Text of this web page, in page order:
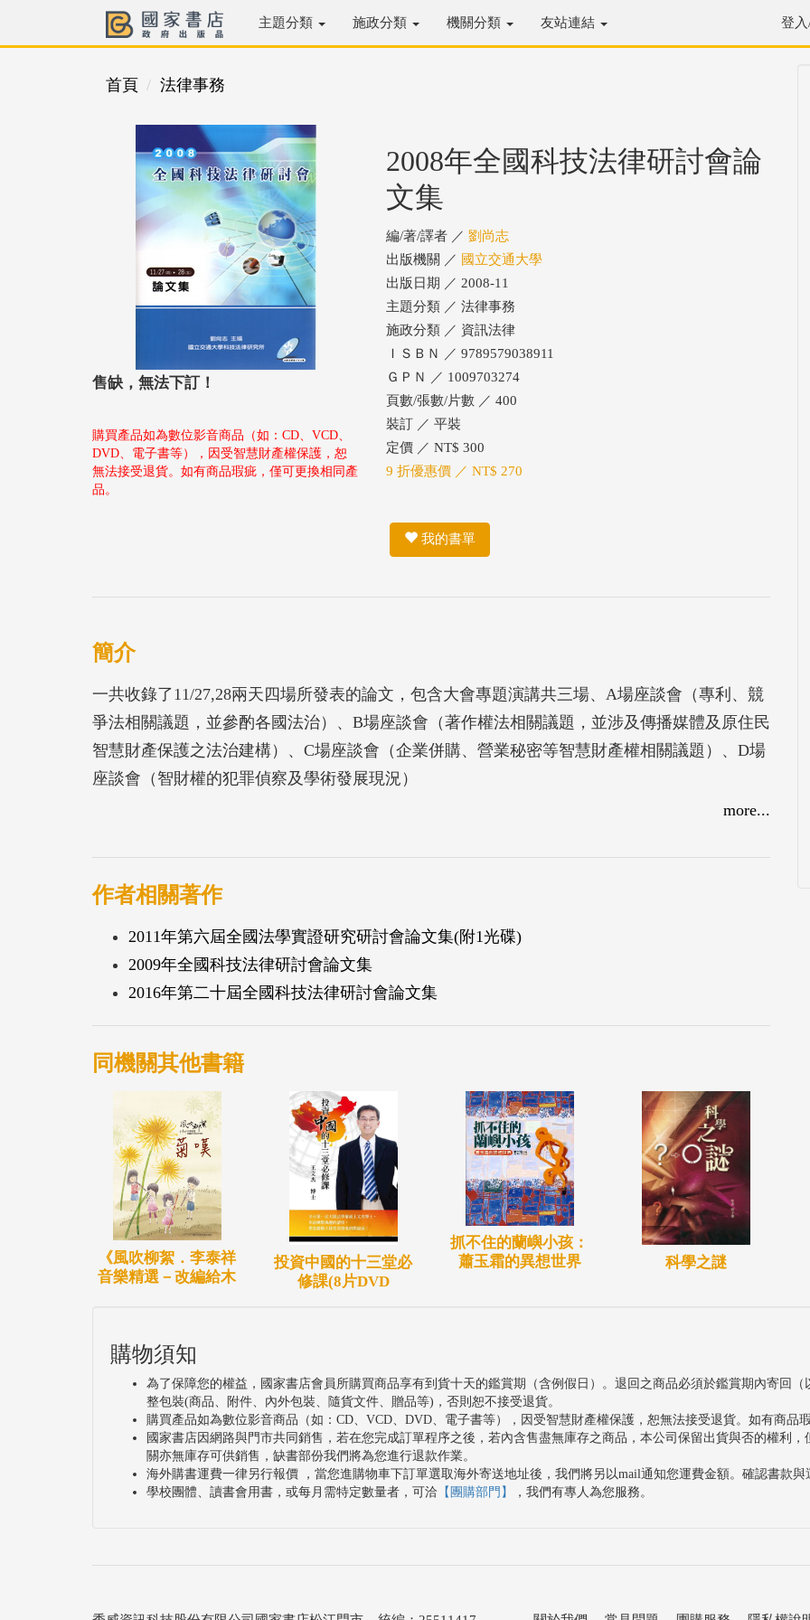
主題分類 施政分類 機關分類 友站連結 登
首頁 法律事務
售缺，無法下訂！
購買產品如為數位影音商品（如：CD、VCD、
DVD、電子書等），因受智慧財產權保護，恕
無法接受退貨。如有商品瑕疵，僅可更換相同產
品。
2008年全國科技法律研討會論
文集
編/著/譯者 ／ 劉尚志
出版機關 ／ 國立交通大學
出版日期 ／ 2008-11
主題分類 ／ 法律事務
施政分類 ／ 資訊法律
ＩＳＢＮ ／ 9789579038911
ＧＰＮ ／ 1009703274
頁數/張數/片數 ／ 400
裝訂 ／ 平裝
定價 ／ NT$ 300
9 折優惠價 ／ NT$ 270
我的書單
簡介
一共收錄了11/27,28兩天四場所發表的論文，包含大會專題演講共三場、A場座談會（專利、競
爭法相關議題，並參酌各國法治）、B場座談會（著作權法相關議題，並涉及傳播媒體及原住民
智慧財產保護之法治建構）、C場座談會（企業併購、營業秘密等智慧財產權相關議題）、D場
座談會（智財權的犯罪偵察及學術發展現況）
more...
作者相關著作
2011年第六屆全國法學實證研究研討會論文集(附1光碟)
2009年全國科技法律研討會論文集
2016年第二十屆全國科技法律研討會論文集
同機關其他書籍
《風吹柳絮．李泰祥
音樂精選－改編給木
投資中國的十三堂必
修課(8片DVD
抓不住的蘭嶼小孩：
蕭玉霜的異想世界
科學之謎
購物須知
為了保障您的權益，國家書店會員所購買商品享有到貨十天的鑑賞期（含例假日）。退回之商品必須於鑑賞期內寄回
整包裝(商品、附件、內外包裝、隨貨文件、贈品等)，否則恕不接受退貨。
購買產品如為數位影音商品（如：CD、VCD、DVD、電子書等），因受智慧財產權保護，恕無法接受退貨。如有商品
國家書店因網路與門市共同銷售，若在您完成訂單程序之後，若內含售盡無庫存之商品，本公司保留出貨與否的權利
關亦無庫存可供銷售，缺書部份我們將為您進行退款作業。
海外購書運費一律另行報價 ，當您進購物車下訂單選取海外寄送地址後，我們將另以mail通知您運費金額。確認書款
學校團體、讀書會用書，或每月需特定數量者，可洽 【團購部門】 ，我們有專人為您服務。